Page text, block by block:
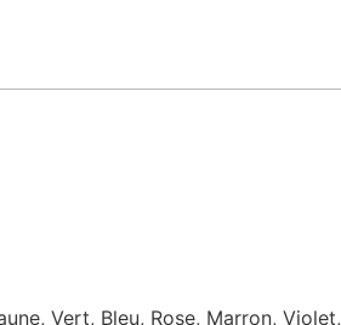
Vert, Bleu, Rose, Marron, Violet,